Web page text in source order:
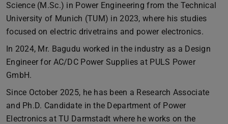
Science (M.Sc.) in Power Engineering from the Technical
University of Munich (TUM) in 2023, where his studies
focused on electric drivetrains and power electronics.
In 2024, Mr. Bagudu worked in the industry as a Design
Engineer for AC/DC Power Supplies at PULS Power
GmbH.
Since October 2025, he has been a Research Associate
and Ph.D. Candidate in the Department of Power
Electronics at TU Darmstadt where he works on the